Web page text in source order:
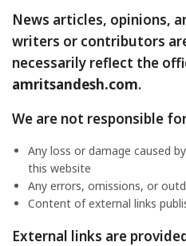
News articles, opinions,
writers or contributors
necessarily reflect the
amritsandesh.com.
We are not responsible
Any loss or damage caused
this website
Any errors, omissions, or
Content of external links
External links are